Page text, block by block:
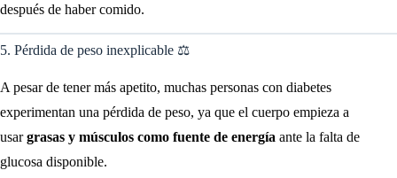
después de haber comido.
5. Pérdida de peso inexplicable ⚖️
A pesar de tener más apetito, muchas personas con diabetes
experimentan una pérdida de peso, ya que el cuerpo empieza a
usargrasas y músculos como fuente de energía ante la falta de
glucosa disponible.